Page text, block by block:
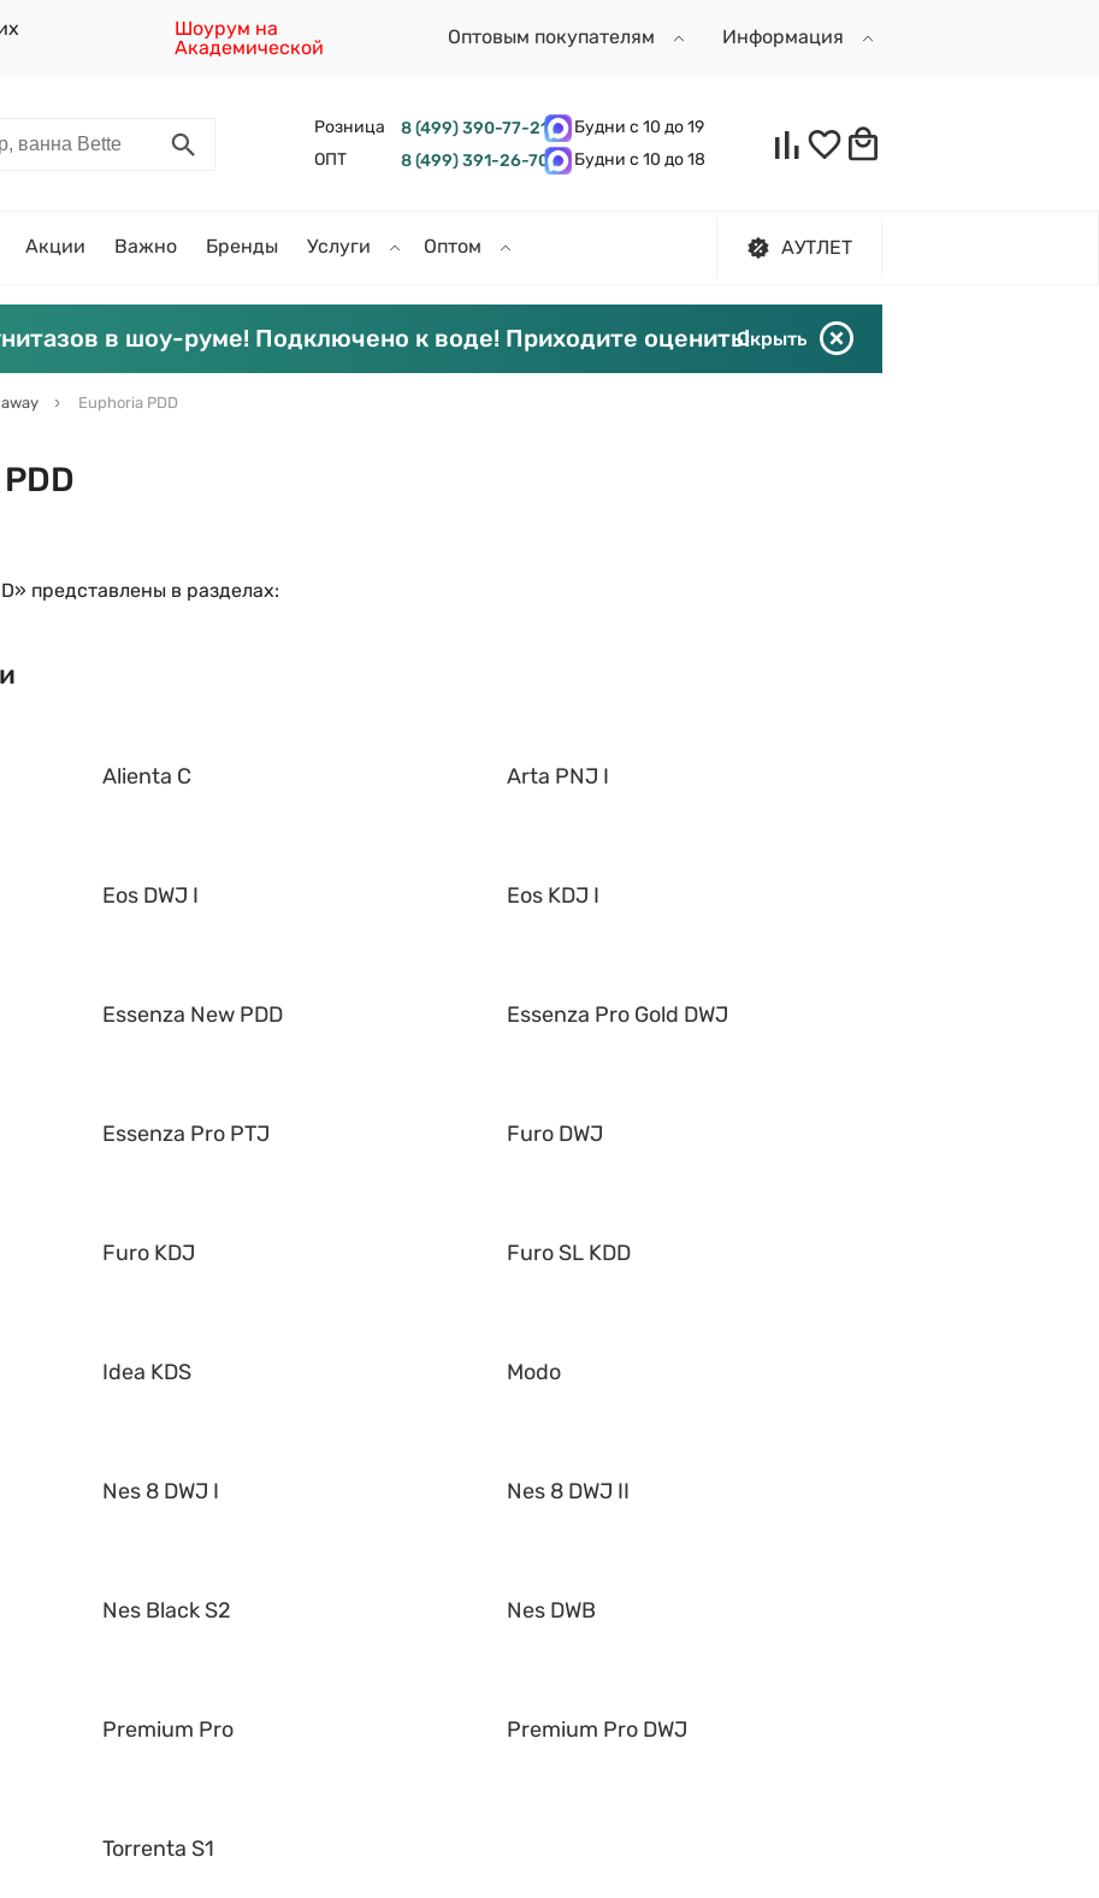
Шоурум на
Академической
Оптовым покупателям Информация
Розница 8 (499) 390-77-21
Будни с 10 до 19
ОПТ
8 (499) 391-26-70 Будни с 10 до 18
Акции Важно Бренды Услуги Оптом АУТЛЕТ
в шоу-руме! Подключено к воде! Приходите оценить!Скрыть
Euphoria PDD
представлены в разделах:
Alienta C Arta PNJ I
Eos DWJ I Eos KDJ I
Essenza New PDD Essenza Pro Gold DWJ
Essenza Pro PTJ Furo DWJ
Furo KDJ Furo SL KDD
Idea KDS Modo
Nes 8 DWJ I Nes 8 DWJ II
Nes Black S2 Nes DWB
Premium Pro Premium Pro DWJ
Torrenta S1